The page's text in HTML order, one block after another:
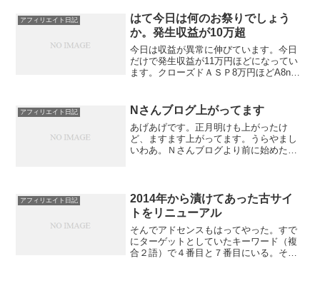
しまったのか、少し客観的に（ぜんぜん
客観的じゃないか）考えて...
アフィリエイト日記
はて今日は何のお祭りでしょう
か。発生収益が10万超
今日は収益が異常に伸びています。今日
だけで発生収益が11万円ほどになってい
ます。クローズドＡＳＰ8万円ほどA8net
いよね？びっくりします。昨日まで無風
だったの...
アフィリエイト日記 Nさんブログ上がってます
あげあげです。正月明けも上がったけ
ど、ますます上がってます。うらやまし
いわあ。Ｎさんブログより前に始めた私
更新で私のブログは月数回更...
アフィリエイト日記
2014年から漬けてあった古サイ
トをリニューアル
そんでアドセンスもはってやった。すで
にターゲットとしていたキーワード（複
合２語）で４番目と７番目にいる。そん